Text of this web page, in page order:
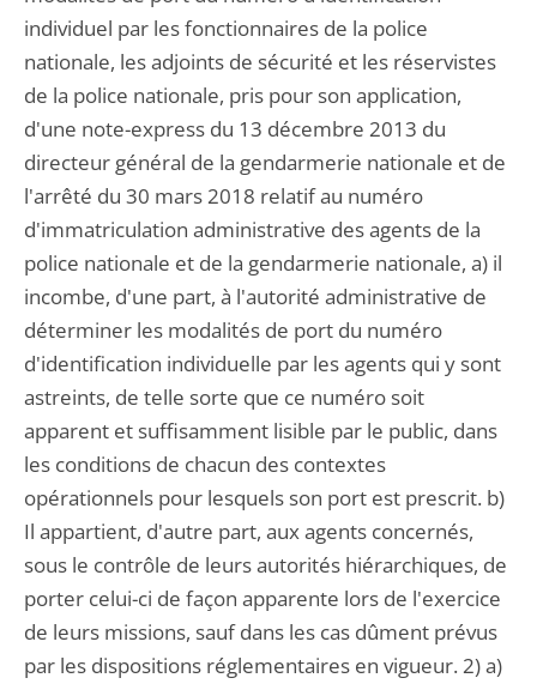
individuel par les fonctionnaires de la police
nationale, les adjoints de sécurité et les réservistes
de la police nationale, pris pour son application,
d'une note-express du 13 décembre 2013 du
directeur général de la gendarmerie nationale et de
l'arrêté du 30 mars 2018 relatif au numéro
d'immatriculation administrative des agents de la
police nationale et de la gendarmerie nationale, a) il
incombe, d'une part, à l'autorité administrative de
déterminer les modalités de port du numéro
d'identification individuelle par les agents qui y sont
astreints, de telle sorte que ce numéro soit
apparent et suffisamment lisible par le public, dans
les conditions de chacun des contextes
opérationnels pour lesquels son port est prescrit. b)
Il appartient, d'autre part, aux agents concernés,
sous le contrôle de leurs autorités hiérarchiques, de
porter celui-ci de façon apparente lors de l'exercice
de leurs missions, sauf dans les cas dûment prévus
par les dispositions réglementaires en vigueur. 2) a)